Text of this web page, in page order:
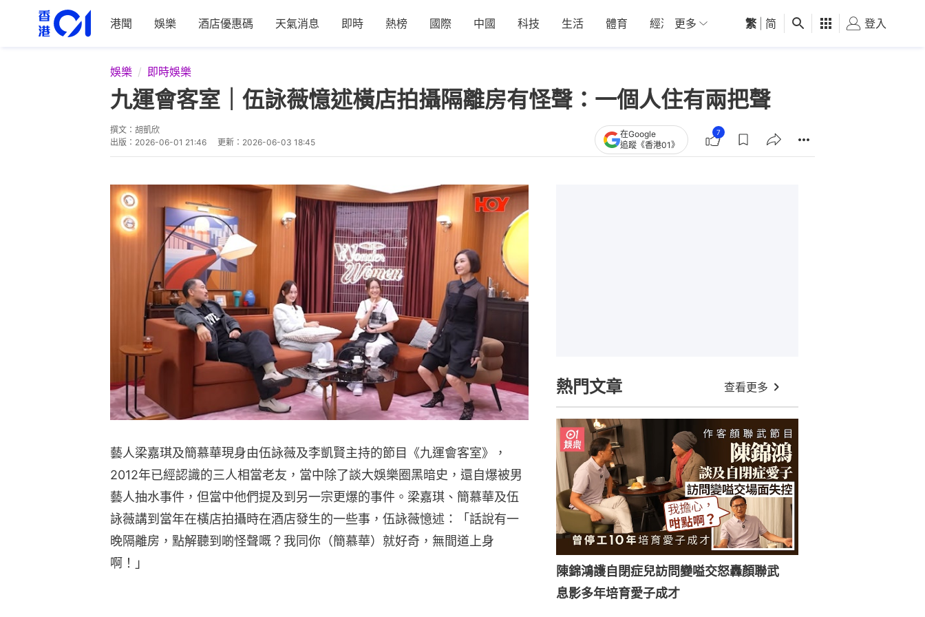
港聞 娛樂 酒店優惠碼 天氣消息 即時 熱榜 國際 中國 科技 生活 體育 經濟 01深圳 觀點 健康 好食玩飛
更多 繁 简 登入
娛樂 即時娛樂
九運會客室｜伍詠薇憶述橫店拍攝隔離房有怪聲：一個人住有兩把聲
撰文： 胡凱欣
出版： 2026-06-01 21:46 更新： 2026-06-03 18:45
在Google
追蹤《香港01》
7
藝人梁嘉琪及簡慕華現身由伍詠薇及李凱賢主持的節目《九運會客室》，
2012年已經認識的三人相當老友，當中除了談大娛樂圈黑暗史，還自爆被男
藝人抽水事件，但當中他們提及到另一宗更爆的事件。梁嘉琪、簡慕華及伍
詠薇講到當年在橫店拍攝時在酒店發生的一些事，伍詠薇憶述：「話說有一
晚隔離房，點解聽到啲怪聲嘅？我同你（簡慕華）就好奇，無間道上身
啊！」
熱門文章 查看更多
陳錦鴻護自閉症兒訪問變嗌交怒轟顏聯武
息影多年培育愛子成才